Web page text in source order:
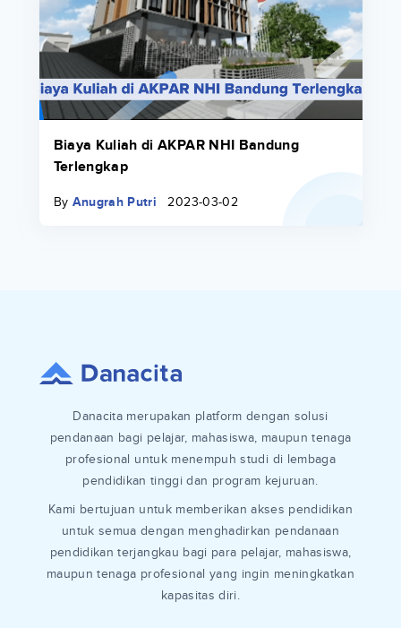
Biaya Kuliah di AKPAR NHI Bandung
Terlengkap
By Anugrah Putri 2023-03-02
Danacita merupakan platform dengan solusi
pendanaan bagi pelajar, mahasiswa, maupun tenaga
profesional untuk menempuh studi di lembaga
pendidikan tinggi dan program kejuruan.
Kami bertujuan untuk memberikan akses pendidikan
untuk semua dengan menghadirkan pendanaan
pendidikan terjangkau bagi para pelajar, mahasiswa,
maupun tenaga profesional yang ingin meningkatkan
kapasitas diri.